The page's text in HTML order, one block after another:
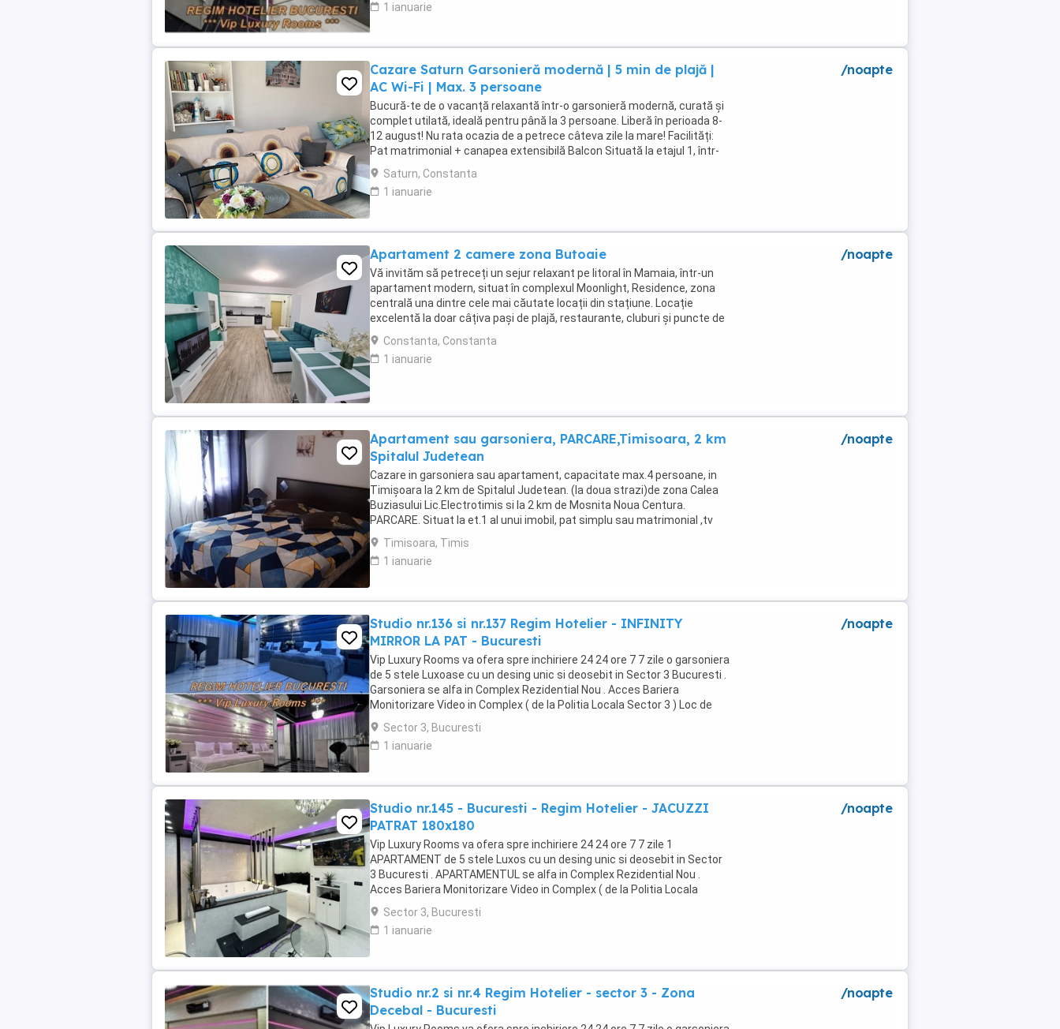
1 ianuarie
Cazare Saturn Garsonieră modernă | 5 min de plajă |
AC Wi-Fi | Max. 3 persoane
Bucură-te de o vacanță relaxantă într-o garsonieră modernă, curată și
complet utilată, ideală pentru până la 3 persoane. Liberă în perioada 8-
12 august! Nu rata ocazia de a petrece câteva zile la mare! Facilități:
Pat matrimonial + canapea extensibilă Balcon Situată la etajul 1, într-
un imobil ...
Saturn, Constanta
1 ianuarie
/noapte
Apartament 2 camere zona Butoaie
Vă invităm să petreceți un sejur relaxant pe litoral în Mamaia, într-un
apartament modern, situat în complexul Moonlight, Residence, zona
centrală una dintre cele mai căutate locații din stațiune. Locație
excelentă la doar câțiva pași de plajă, restaurante, cluburi și puncte de
atracție. Etaj 8 ...
Constanta, Constanta
1 ianuarie
/noapte
Apartament sau garsoniera, PARCARE,Timisoara, 2 km
Spitalul Judetean
Cazare in garsoniera sau apartament, capacitate max.4 persoane, in
Timișoara la 2 km de Spitalul Judetean. (la doua strazi)de zona Calea
Buziasului Lic.Electrotimis si la 2 km de Mosnita Noua Centura.
PARCARE. Situat la et.1 al unui imobil, pat simplu sau matrimonial ,tv
+wifi , frigider, mașină spălat, ...
Timisoara, Timis
1 ianuarie
/noapte
Studio nr.136 si nr.137 Regim Hotelier - INFINITY
MIRROR LA PAT - Bucuresti
Vip Luxury Rooms va ofera spre inchiriere 24 24 ore 7 7 zile o garsoniera
de 5 stele Luxoase cu un desing unic si deosebit in Sector 3 Bucuresti .
Garsoniera se alfa in Complex Rezidential Nou . Acces Bariera
Monitorizare Video in Complex ( de la Politia Locala Sector 3 ) Loc de
parcare PRIVAT in complex ...
Sector 3, Bucuresti
1 ianuarie
/noapte
Studio nr.145 - Bucuresti - Regim Hotelier - JACUZZI
PATRAT 180x180
Vip Luxury Rooms va ofera spre inchiriere 24 24 ore 7 7 zile 1
APARTAMENT de 5 stele Luxos cu un desing unic si deosebit in Sector
3 Bucuresti . APARTAMENTUL se alfa in Complex Rezidential Nou .
Acces Bariera Monitorizare Video in Complex ( de la Politia Locala
Sector 3 ) Loc de parcare PRIVAT in complex ...
Sector 3, Bucuresti
1 ianuarie
/noapte
Studio nr.2 si nr.4 Regim Hotelier - sector 3 - Zona
Decebal - Bucuresti
/noapte